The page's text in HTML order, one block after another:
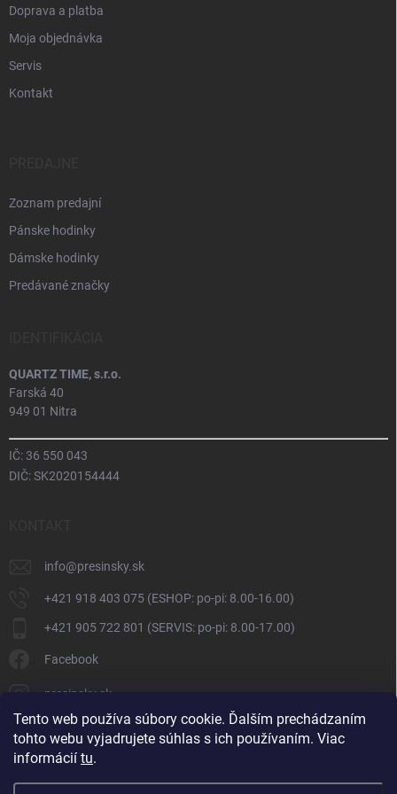
Tento web používa súbory cookie. Ďalším prechádzaním
tohto webu vyjadrujete súhlas s ich používaním. Viac
informácií tu.
Doprava a platba
Moja objednávka
Servis
Kontakt
Zoznam predajní
Pánske hodinky
Dámske hodinky
Predávané značky
QUARTZ TIME, s.r.o.
Farská 40
949 01 Nitra
IČ: 36 550 043
DIČ: SK2020154444
info@presinsky.sk
+421 918 403 075 (ESHOP: po-pi: 8.00-16.00)
+421 905 722 801 (SERVIS: po-pi: 8.00-17.00)
Facebook
presinsky.sk